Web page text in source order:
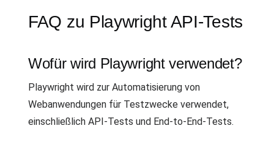
FAQ zu Playwright API-Tests
Wofür wird Playwright verwendet?
Playwright wird zur Automatisierung von
Webanwendungen für Testzwecke verwendet,
einschließlich API-Tests und End-to-End-Tests.